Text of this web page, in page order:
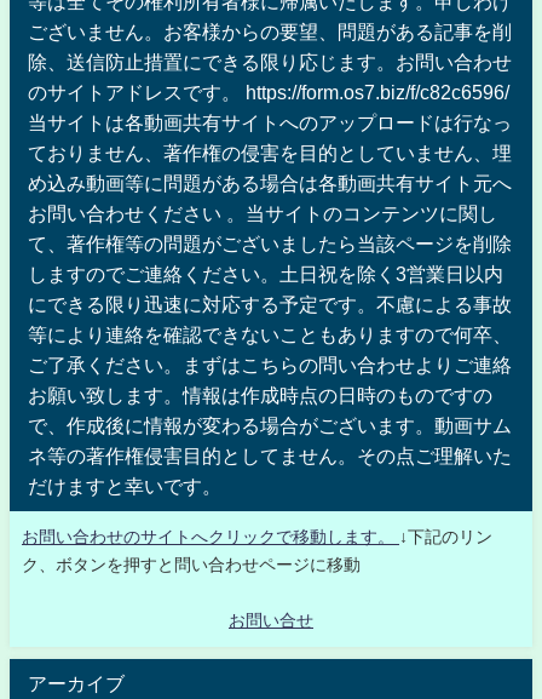
ございません。お客様からの要望、問題がある記事を削
除、送信防止措置にできる限り応じます。お問い合わせ
のサイトアドレスです。 https://form.os7.biz/f/c82c6596/
当サイトは各動画共有サイトへのアップロードは行なっ
ておりません、著作権の侵害を目的としていません、埋
め込み動画等に問題がある場合は各動画共有サイト元へ
お問い合わせください 。当サイトのコンテンツに関し
て、著作権等の問題がございましたら当該ページを削除
しますのでご連絡ください。土日祝を除く3営業日以内
にできる限り迅速に対応する予定です。不慮による事故
等により連絡を確認できないこともありますので何卒、
ご了承ください。まずはこちらの問い合わせよりご連絡
お願い致します。情報は作成時点の日時のものですの
で、作成後に情報が変わる場合がございます。動画サム
ネ等の著作権侵害目的としてません。その点ご理解いた
だけますと幸いです。
お問い合わせのサイトへクリックで移動します。
↓下記のリン
ク、ボタンを押すと問い合わせページに移動
お問い合せ
アーカイブ